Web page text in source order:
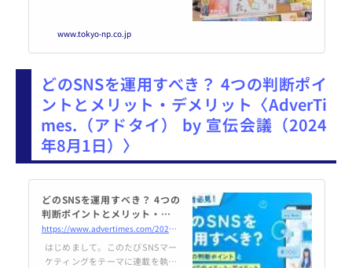
る人たちがいる。...
www.tokyo-np.co.jp
どのSNSを運用すべき？ 4つの判断ポイ
ントとメリット・デメリット〈AdverTi
mes.（アドタイ） by 宣伝会議（2024
年8月1日）〉
どのSNSを運用すべき？ 4つの
判断ポイントとメリット・デメ
リット
https://www.advertimes.com/20240801/article468806/
はじめまして。このたびSNSマー
ケティングをテーマに連載を執筆